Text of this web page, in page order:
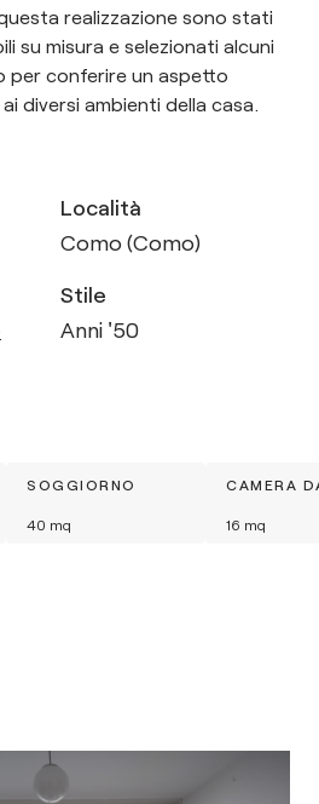
realizzazione sono stati
su misura e selezionati alcuni
per conferire un aspetto
diversi ambienti della casa.
Località
Como (Como)
Stile
Anni '50
SOGGIORNO
40 mq
CAMERA
16 mq